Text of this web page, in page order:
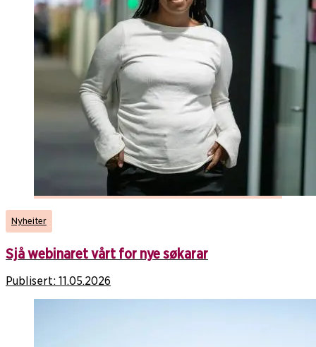
Nyheiter
Sjå webinaret vårt for nye søkarar
Publisert: 11.05.2026